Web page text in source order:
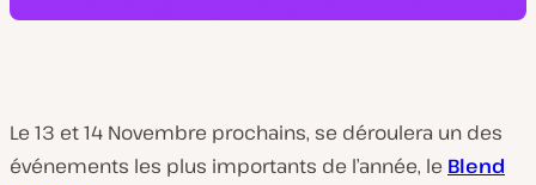
Le 13 et 14 Novembre prochains, se déroulera un des
événements les plus importants de l’année, le Blend